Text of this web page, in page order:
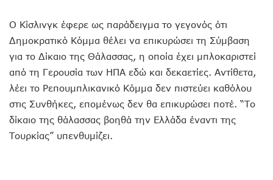
Ο Κίσλινγκ έφερε ως παράδειγμα το γεγονός ότι
Δημοκρατικό Κόμμα θέλει να επικυρώσει τη Σύμβαση
για το Δίκαιο της Θάλασσας, η οποία έχει μπλοκαριστεί
από τη Γερουσία των ΗΠΑ εδώ και δεκαετίες. Αντίθετα,
λέει το Ρεπουμπλικανικό Κόμμα δεν πιστεύει καθόλου
στις Συνθήκες, επομένως δεν θα επικυρώσει ποτέ. “Το
δίκαιο της θάλασσας βοηθά την Ελλάδα έναντι της
Τουρκίας” υπενθυμίζει.